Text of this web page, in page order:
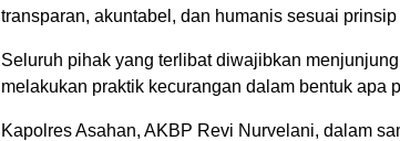
transparan, akuntabel, dan humanis sesuai prinsip
Seluruh pihak yang terlibat diwajibkan
melakukan praktik kecurangan dalam bentuk apa
Kapolres Asahan, AKBP Revi Nurvelani, dalam